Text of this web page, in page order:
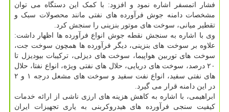
فشار اتمسفر اشاره نمود و افزود: با کمک این دستگاه می توان
مشخصات دامنه جوش فرآورده های نفتی مانند محصولات سبک و
تقطیر میانی، سوخت های موتور بنزینی را سنجش کرد.
وی با اشاره به سنجش نقطه جوش انواع فرآورده ها اظهار داشت:
علاوه بر سوخت های بنزینی، دیگر فرآورده ها همچون سوخت جت،
سوخت های توربین هواپیما، سوخت های دیزلی، ترکیبات بیودیزل تا
۲۰ درصد، سوخت های دریایی، حلال های نفتی ویژه، انواع نفتا، حلال
های نفتی سفید، انواع نفت سفید و سوخت های مشعل درجه ۱ و ۲
در این دامنه قرار می گیرد.
ابراهیمی، با اشاره به کاهش هزینه های ارزی ناشی از ارائه خدمات
کیفیت سنجی فرآورده های هیدروکربنی به یاری تجهیزات ایران